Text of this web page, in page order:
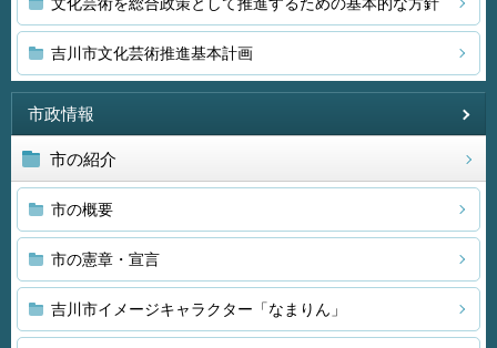
吉川市文化芸術推進基本計画
市政情報
市の紹介
市の概要
市の憲章・宣言
吉川市イメージキャラクター「なまりん」